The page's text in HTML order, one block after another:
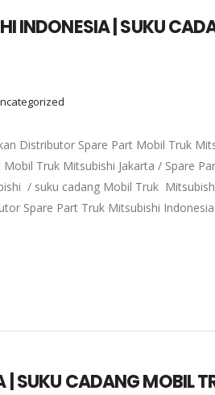
INDONESIA | SUKU
Distributor Spare Part Mobil Truk
Truk Mitsubishi Jakarta / Spare
/ suku cadang Mobil Truk
Spare Part Truk Mitsubishi
| SUKU CADANG MOBIL